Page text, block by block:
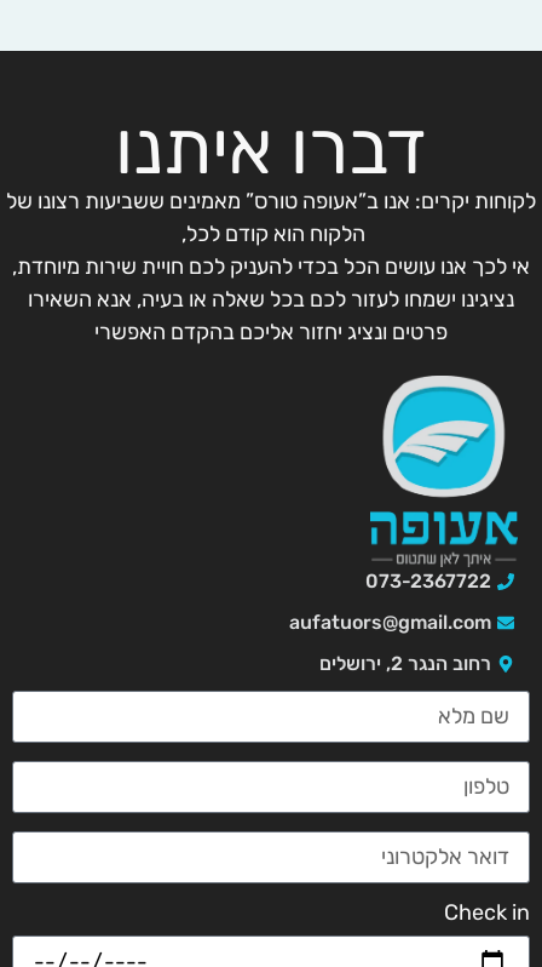
דברו איתנו
לקוחות יקרים: אנו ב”אעופה טורס” מאמינים ששביעות רצונו של
הלקוח הוא קודם לכל,
אי לכך אנו עושים הכל בכדי להעניק לכם חויית שירות מיוחדת,
נציגינו ישמחו לעזור לכם בכל שאלה או בעיה, אנא השאירו
פרטים ונציג יחזור אליכם בהקדם האפשרי
073-2367722
aufatuors@gmail.com
רחוב הנגר 2, ירושלים
Check in